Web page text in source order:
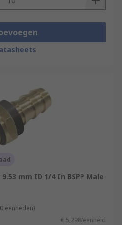
9.53 mm ID 1/4 In BSPP Male
eenheden)
€ 5,298/eenheid